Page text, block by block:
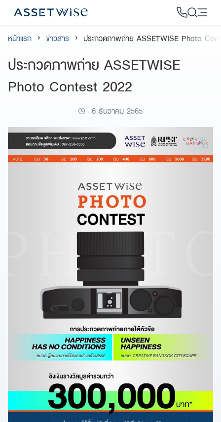
content
หน้าแรก ข่าวสาร ประกวดภาพถ่าย ASSETWISE Photo
ประกวดภาพถ่าย ASSETWISE
Photo Contest 2022
6 ธันวาคม 2565